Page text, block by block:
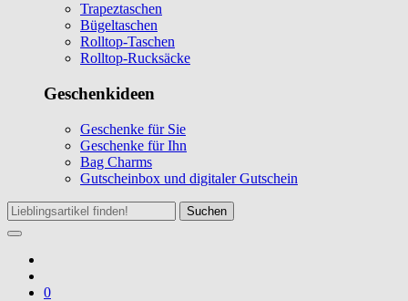
Trapeztaschen
Bügeltaschen
Rolltop-Taschen
Rolltop-Rucksäcke
Geschenkideen
Geschenke für Sie
Geschenke für Ihn
Bag Charms
Gutscheinbox und digitaler Gutschein
Suchen
0